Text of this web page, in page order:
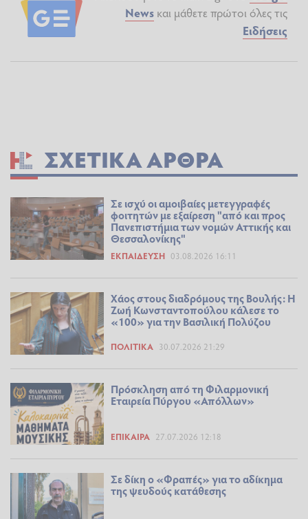
News και μάθετε πρώτοι όλες τις
Ειδήσεις
ΣΧΕΤΙΚΆ ΆΡΘΡΑ
Σε ισχύ οι αμοιβαίες μετεγγραφές
φοιτητών με εξαίρεση "από και προς
Πανεπιστήμια των νομών Αττικής και
Θεσσαλονίκης"
ΕΚΠΑΊΔΕΥΣΗ 03.08.2026 16:11
Χάος στους διαδρόμους της Βουλής: Η
Ζωή Κωνσταντοπούλου κάλεσε το
«100» για την Βασιλική Πολύζου
ΠΟΛΙΤΙΚΆ 30.07.2026 21:29
Πρόσκληση από τη Φιλαρμονική
Εταιρεία Πύργου «Απόλλων»
ΕΠΊΚΑΙΡΑ 27.07.2026 12:18
Σε δίκη ο «Φραπές» για το αδίκημα
της ψευδούς κατάθεσης